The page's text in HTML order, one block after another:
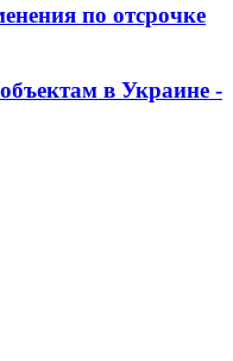
по отсрочке
в Украине -